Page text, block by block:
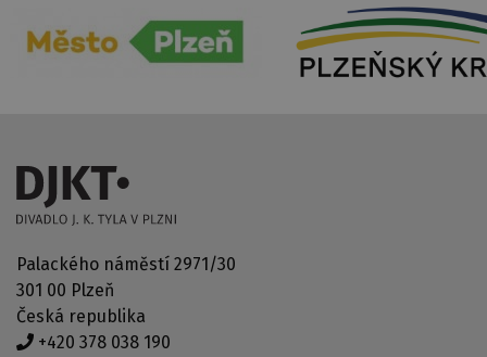
Palackého náměstí 2971/30
301 00 Plzeň
Česká republika
+420 378 038 190